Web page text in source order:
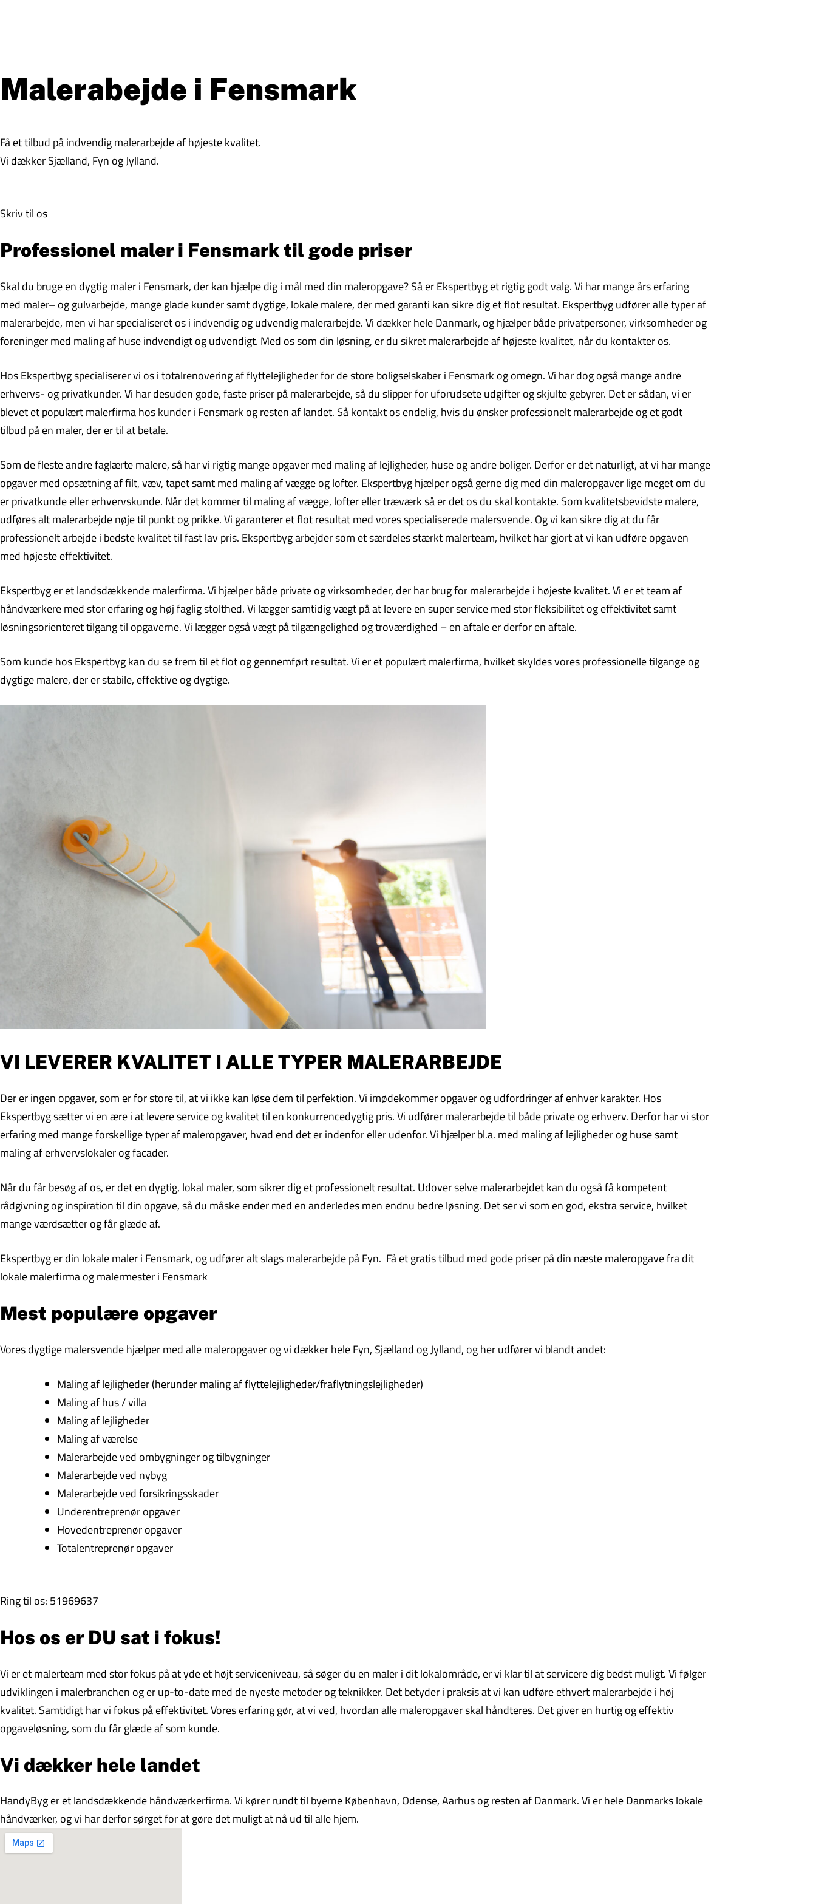
Malerabejde i Fensmark
Få et tilbud på indvendig malerarbejde af højeste kvalitet.
Vi dækker Sjælland, Fyn og Jylland.
Skriv til os
Professionel maler i Fensmark til gode priser
Skal du bruge en dygtig maler i Fensmark, der kan hjælpe dig i mål med din maleropgave? Så er Ekspertbyg et rigtig godt valg. Vi har mange års erfaring
med maler– og gulvarbejde, mange glade kunder samt dygtige, lokale malere, der med garanti kan sikre dig et flot resultat. Ekspertbyg udfører alle typer af
malerarbejde, men vi har specialiseret os i indvendig og udvendig malerarbejde. Vi dækker hele Danmark, og hjælper både privatpersoner, virksomheder og
foreninger med maling af huse indvendigt og udvendigt. Med os som din løsning, er du sikret malerarbejde af højeste kvalitet, når du kontakter os.
Hos Ekspertbyg specialiserer vi os i totalrenovering af flyttelejligheder for de store boligselskaber i Fensmark og omegn. Vi har dog også mange andre
erhvervs- og privatkunder. Vi har desuden gode, faste priser på malerarbejde, så du slipper for uforudsete udgifter og skjulte gebyrer. Det er sådan, vi er
blevet et populært malerfirma hos kunder i Fensmark og resten af landet. Så kontakt os endelig, hvis du ønsker professionelt malerarbejde og et godt
tilbud på en maler, der er til at betale.
Som de fleste andre faglærte malere, så har vi rigtig mange opgaver med maling af lejligheder, huse og andre boliger. Derfor er det naturligt, at vi har mange
opgaver med opsætning af filt, væv, tapet samt med maling af vægge og lofter. Ekspertbyg hjælper også gerne dig med din maleropgaver lige meget om du
er privatkunde eller erhvervskunde. Når det kommer til maling af vægge, lofter eller træværk så er det os du skal kontakte. Som kvalitetsbevidste malere,
udføres alt malerarbejde nøje til punkt og prikke. Vi garanterer et flot resultat med vores specialiserede malersvende. Og vi kan sikre dig at du får
professionelt arbejde i bedste kvalitet til fast lav pris. Ekspertbyg arbejder som et særdeles stærkt malerteam, hvilket har gjort at vi kan udføre opgaven
med højeste effektivitet.
Ekspertbyg er et landsdækkende malerfirma. Vi hjælper både private og virksomheder, der har brug for malerarbejde i højeste kvalitet. Vi er et team af
håndværkere med stor erfaring og høj faglig stolthed. Vi lægger samtidig vægt på at levere en super service med stor fleksibilitet og effektivitet samt
løsningsorienteret tilgang til opgaverne. Vi lægger også vægt på tilgængelighed og troværdighed – en aftale er derfor en aftale.
Som kunde hos Ekspertbyg kan du se frem til et flot og gennemført resultat. Vi er et populært malerfirma, hvilket skyldes vores professionelle tilgange og
dygtige malere, der er stabile, effektive og dygtige.
VI LEVERER KVALITET I ALLE TYPER MALERARBEJDE
Der er ingen opgaver, som er for store til, at vi ikke kan løse dem til perfektion. Vi imødekommer opgaver og udfordringer af enhver karakter. Hos
Ekspertbyg sætter vi en ære i at levere service og kvalitet til en konkurrencedygtig pris. Vi udfører malerarbejde til både private og erhverv. Derfor har vi stor
erfaring med mange forskellige typer af maleropgaver, hvad end det er indenfor eller udenfor. Vi hjælper bl.a. med maling af lejligheder og huse samt
maling af erhvervslokaler og facader.
Når du får besøg af os, er det en dygtig, lokal maler, som sikrer dig et professionelt resultat. Udover selve malerarbejdet kan du også få kompetent
rådgivning og inspiration til din opgave, så du måske ender med en anderledes men endnu bedre løsning. Det ser vi som en god, ekstra service, hvilket
mange værdsætter og får glæde af.
Ekspertbyg er din lokale maler i Fensmark, og udfører alt slags malerarbejde på Fyn. Få et gratis tilbud med gode priser på din næste maleropgave fra dit
lokale malerfirma og malermester i Fensmark
Mest populære opgaver
Vores dygtige malersvende hjælper med alle maleropgaver og vi dækker hele Fyn, Sjælland og Jylland, og her udfører vi blandt andet:
Maling af lejligheder (herunder maling af flyttelejligheder/fraflytningslejligheder)
Maling af hus / villa
Maling af lejligheder
Maling af værelse
Malerarbejde ved ombygninger og tilbygninger
Malerarbejde ved nybyg
Malerarbejde ved forsikringsskader
Underentreprenør opgaver
Hovedentreprenør opgaver
Totalentreprenør opgaver
Ring til os: 51969637
Hos os er DU sat i fokus!
Vi er et malerteam med stor fokus på at yde et højt serviceniveau, så søger du en maler i dit lokalområde, er vi klar til at servicere dig bedst muligt. Vi følger
udviklingen i malerbranchen og er up-to-date med de nyeste metoder og teknikker. Det betyder i praksis at vi kan udføre ethvert malerarbejde i høj
kvalitet. Samtidigt har vi fokus på effektivitet. Vores erfaring gør, at vi ved, hvordan alle maleropgaver skal håndteres. Det giver en hurtig og effektiv
opgaveløsning, som du får glæde af som kunde.
Vi dækker hele landet
HandyByg er et landsdækkende håndværkerfirma. Vi kører rundt til byerne København, Odense, Aarhus og resten af Danmark. Vi er hele Danmarks lokale
håndværker, og vi har derfor sørget for at gøre det muligt at nå ud til alle hjem.